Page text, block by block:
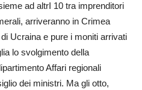
ad altrI 10 tra imprenditori
ar­riveranno in Crimea
Ucraina e pure i moniti arrivati
lo svolgimento della
Affari regionali
dei ministri. Ma gli otto,